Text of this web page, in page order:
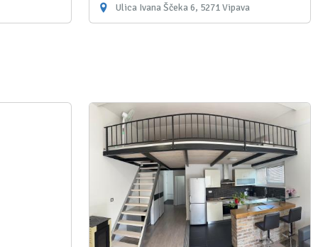
Ulica Ivana Ščeka 6, 5271 Vipava